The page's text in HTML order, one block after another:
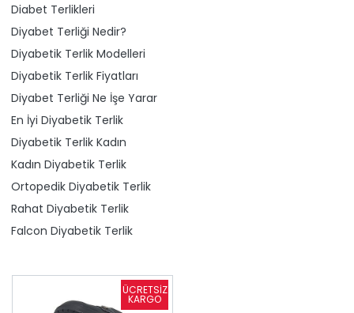
Diabet Terlikleri
Diyabet Terliği Nedir?
Diyabetik Terlik Modelleri
Diyabetik Terlik Fiyatları
Diyabet Terliği Ne İşe Yarar
En İyi Diyabetik Terlik
Diyabetik Terlik Kadın
Kadın Diyabetik Terlik
Ortopedik Diyabetik Terlik
Rahat Diyabetik Terlik
Falcon Diyabetik Terlik